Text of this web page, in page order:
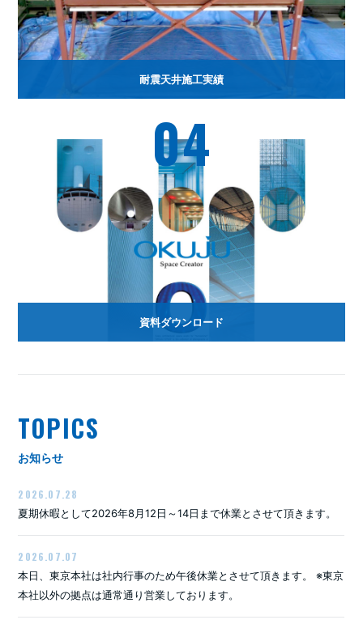
耐震天井施工実績
資料ダウンロード
04
TOPICS
お知らせ
2026.07.28
夏期休暇として2026年8月12日～14日まで休業とさせて頂きます。
2026.07.07
本日、東京本社は社内行事のため午後休業とさせて頂きます。 ※東京
本社以外の拠点は通常通り営業しております。